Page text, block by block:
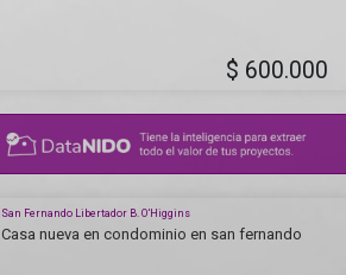
$ 600.000
San Fernando Libertador B. O’Higgins
Casa nueva en condominio en san fernando